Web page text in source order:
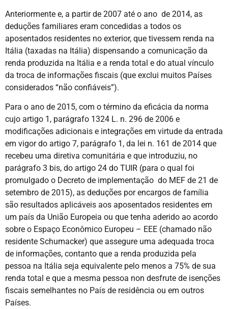
Anteriormente e, a partir de 2007 até o ano de 2014, as
deduções familiares eram concedidas a todos os
aposentados residentes no exterior, que tivessem renda na
Itália (taxadas na Itália) dispensando a comunicação da
renda produzida na Itália e a renda total e do atual vínculo
da troca de informações fiscais (que exclui muitos Países
considerados “não confiáveis”).
Para o ano de 2015, com o término da eficácia da norma
cujo artigo 1, parágrafo 1324 L. n. 296 de 2006 e
modificações adicionais e integrações em virtude da entrada
em vigor do artigo 7, parágrafo 1, da lei n. 161 de 2014 que
recebeu uma diretiva comunitária e que introduziu, no
parágrafo 3 bis, do artigo 24 do TUIR (para o qual foi
promulgado o Decreto de implementação do MEF de 21 de
setembro de 2015), as deduções por encargos de família
são resultados aplicáveis aos aposentados residentes em
um país da União Europeia ou que tenha aderido ao acordo
sobre o Espaço Econômico Europeu – EEE (chamado não
residente Schumacker) que assegure uma adequada troca
de informações, contanto que a renda produzida pela
pessoa na Itália seja equivalente pelo menos a 75% de sua
renda total e que a mesma pessoa non desfrute de isenções
fiscais semelhantes no País de residência ou em outros
Países.